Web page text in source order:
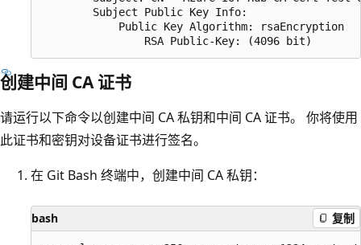
        Subject Public Key Info:
            Public Key Algorithm: rsaEncryption
创建中间 CA 证书
请运行以下命令以创建中间 CA 私钥和中间 CA 证书。 你将使用
此证书和密钥对设备证书进行签名。
在 Git Bash 终端中，创建中间 CA 私钥：
bash 复制